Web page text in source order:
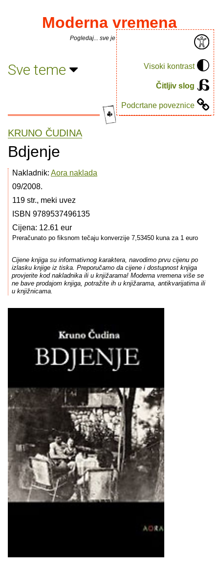
Visoki kontrast
Čitljiv slog
Podcrtane poveznice
Moderna vremena
Pogledaj... sve je puno knjiga.
Sve teme
KRUNO ČUDINA
Bdjenje
Nakladnik: Aora naklada
09/2008.
119 str., meki uvez
ISBN 9789537496135
Cijena: 12.61 eur
Preračunato po fiksnom tečaju konverzije 7,53450 kuna za 1 euro
Cijene knjiga su informativnog karaktera, navodimo prvu cijenu po
izlasku knjige iz tiska. Preporučamo da cijene i dostupnost knjiga
provjerite kod nakladnika ili u knjižarama! Moderna vremena više se
ne bave prodajom knjiga, potražite ih u knjižarama, antikvarijatima ili
u knjižnicama.